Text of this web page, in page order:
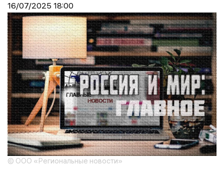
16/07/2025 18:00
© ООО «Региональные новости»